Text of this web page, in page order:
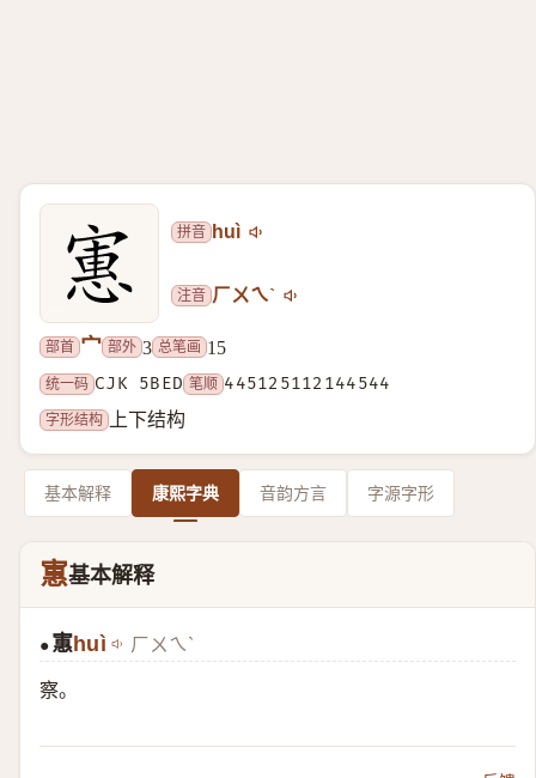
拼音 huì
注音 ㄏㄨㄟˋ
部首 宀 部外 3 总笔画 15
统一码 CJK 5BED 笔顺 445125112144544
字形结构
上下结构
基本解释 康熙字典 音韵方言 字源字形
寭基本解释
● 寭huì ㄏㄨㄟˋ
察。